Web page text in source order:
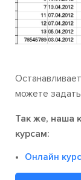
можете
Так же, наша
курсам:
Онлайн